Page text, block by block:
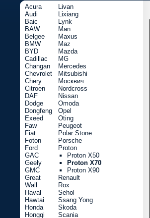
Acura
Audi
Baic
BAW
Belgee
BMW
BYD
Cadillac
Changan
Chevrolet
Chery
Citroen
DAF
Dodge
Dongfeng
Exeed
Faw
Fiat
Foton
Ford
GAC
Geely
GMC
Great
Wall
Haval
Hawtai
Honda
Hongqi
Livan
Lixiang
Lynk
Man
Maxus
Maz
Mazda
MG
Mercedes
Mitsubishi
Москвич
Nordcross
Nissan
Omoda
Opel
Oting
Peugeot
Polar Stone
Porsche
Proton
Proton X50
Proton X70
Proton X90
Renault
Rox
Sehol
Ssang Yong
Skoda
Scania